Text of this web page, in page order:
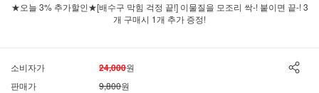
★오늘 3% 추가할인★[배수구 막힘 걱정 끝!] 이물질을 모조리 싹-! 붙이면 끝-! 3
개 구매시 1개 추가 증정!
소비자가 24,000원
판매가
9,800원